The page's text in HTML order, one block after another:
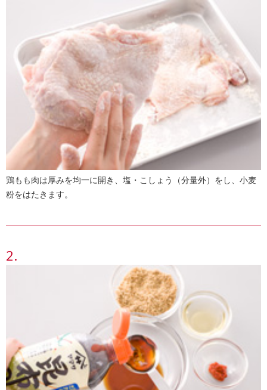
鶏もも肉は厚みを均一に開き、塩・こしょう（分量外）をし、小麦
粉をはたきます。